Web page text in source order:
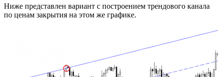
Ниже представлен вариант с построением трендового канала
по ценам закрытия на этом же графике.